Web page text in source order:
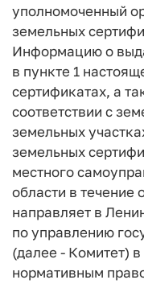
уполномоченный
земельных
Информацию о
в пункте 1
сертификатах, а
соответствии с
земельных
земельных
местного
области в течение
направляет в
по управлению
(далее - Комитет)
нормативным